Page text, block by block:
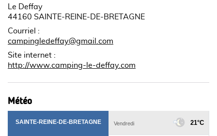
Le Deffay
44160 SAINTE-REINE-DE-BRETAGNE
Courriel
:
campingledeffay@gmail.com
Site internet :
http://www.camping-le-deffay.com
Météo